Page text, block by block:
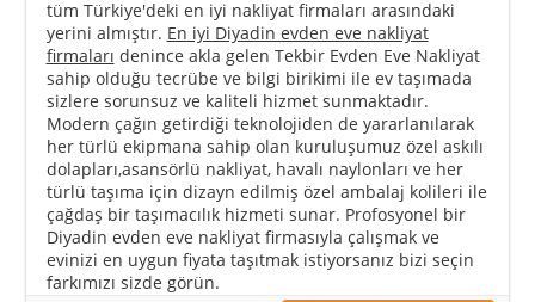
tüm Türkiye'deki en iyi nakliyat firmaları arasındaki
yerini almıştır. En iyi Diyadin evden eve nakliyat
firmaları denince akla gelen Tekbir Evden Eve Nakliyat
sahip olduğu tecrübe ve bilgi birikimi ile ev taşımada
sizlere sorunsuz ve kaliteli hizmet sunmaktadır.
Modern çağın getirdiği teknolojiden de yararlanılarak
her türlü ekipmana sahip olan kuruluşumuz özel askılı
dolapları,asansörlü nakliyat, havalı naylonları ve her
türlü taşıma için dizayn edilmiş özel ambalaj kolileri ile
çağdaş bir taşımacılık hizmeti sunar. Profosyonel bir
Diyadin evden eve nakliyat firmasıyla çalışmak ve
evinizi en uygun fiyata taşıtmak istiyorsanız bizi seçin
farkımızı sizde görün.